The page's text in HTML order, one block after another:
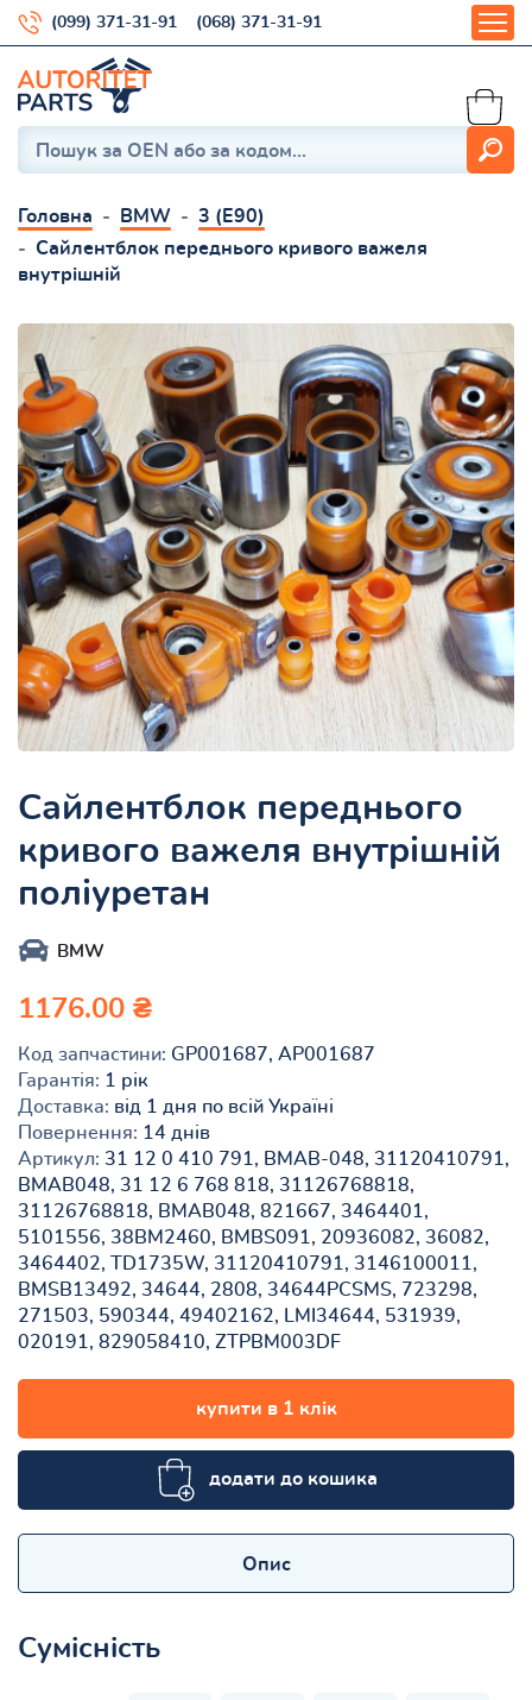
(099) 371-31-91 (068) 371-31-91
Головна BMW
3 (E90)
Сайлентблок переднього кривого важеля
внутрішній
Сайлентблок переднього
кривого важеля внутрішній
поліуретан
BMW
1176.00 ₴
Код запчастини: GP001687, AP001687
Гарантія: 1 рік
Доставка: від 1 дня по всій Україні
Повернення: 14 днів
Артикул: 31 12 0 410 791, BMAB-048, 31120410791,
BMAB048, 31 12 6 768 818, 31126768818,
31126768818, BMAB048, 821667, 3464401,
5101556, 38BM2460, BMBS091, 20936082, 36082,
3464402, TD1735W, 31120410791, 3146100011,
BMSB13492, 34644, 2808, 34644PCSMS, 723298,
271503, 590344, 49402162, LMI34644, 531939,
020191, 829058410, ZTPBM003DF
купити в 1 клік
додати до кошика
Опис
Сумісність